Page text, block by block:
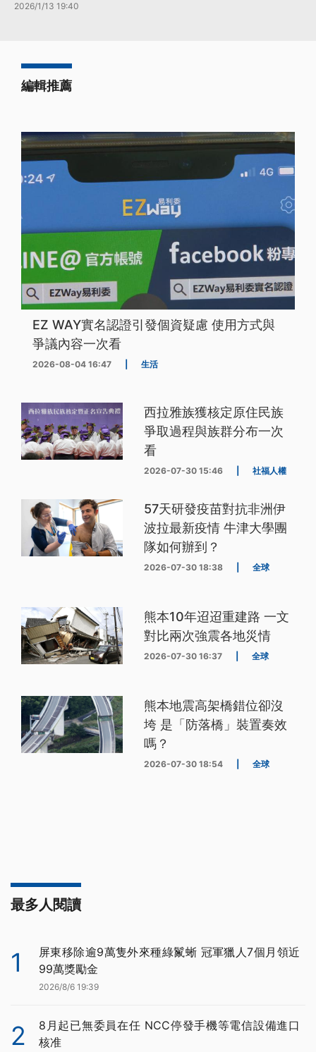
2026/1/13 19:40
編輯推薦
EZ WAY實名認證引發個資疑慮 使用方式與
爭議內容一次看
2026-08-04 16:47 生活
西拉雅族獲核定原住民族
爭取過程與族群分布一次
看
2026-07-30 15:46 社福人權
57天研發疫苗對抗非洲伊
波拉最新疫情 牛津大學團
隊如何辦到？
2026-07-30 18:38 全球
熊本10年迢迢重建路 一文
對比兩次強震各地災情
2026-07-30 16:37 全球
熊本地震高架橋錯位卻沒
垮 是「防落橋」裝置奏效
嗎？
2026-07-30 18:54 全球
最多人閱讀
1
屏東移除逾9萬隻外來種綠鬣蜥 冠軍獵人7個月領近
99萬獎勵金
2026/8/6 19:39
2
8月起已無委員在任 NCC停發手機等電信設備進口
核准